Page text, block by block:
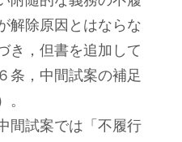
解除原因とはならな
き，但書を追加して
条，中間試案の補足
。
間試案では「不履行